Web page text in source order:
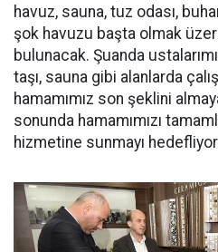
havuz, sauna, tuz odası,
şok havuzu başta olmak
bulunacak. Şuanda
taşı, sauna gibi alanlarda
hamamımız son şeklini
sonunda hamamımızı
hizmetine sunmayı